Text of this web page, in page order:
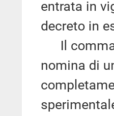
entrata in
decreto in
Il
nomina di